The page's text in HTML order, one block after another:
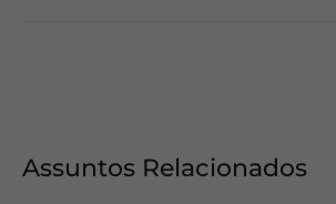
Assuntos Relacionados